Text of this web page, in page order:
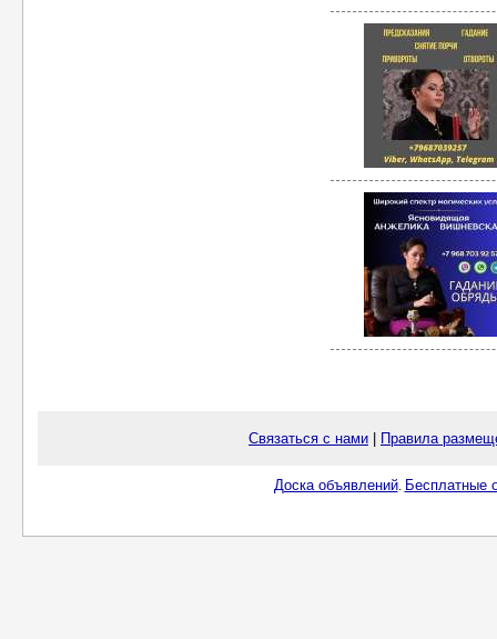
Связаться с нами Правила
Доска объявлений. Бесплатные